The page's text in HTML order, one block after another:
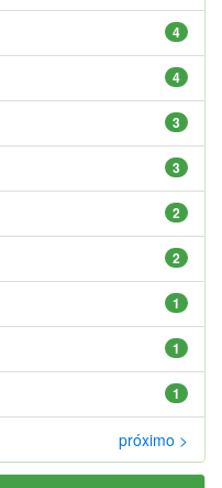
4
4
3
3
2
2
1
1
1
próximo >